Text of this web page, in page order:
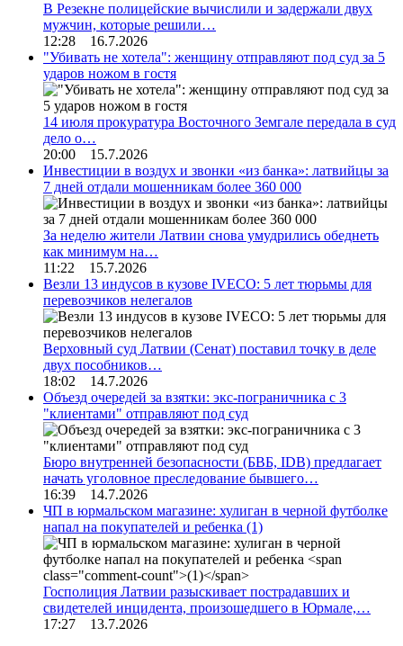
В Резекне полицейские вычислили и задержали двух
мужчин, которые решили…
12:28 16.7.2026
"Убивать не хотела": женщину отправляют под суд за 5
ударов ножом в гостя
14 июля прокуратура Восточного Земгале передала в суд
дело о…
20:00 15.7.2026
Инвестиции в воздух и звонки «из банка»: латвийцы за
7 дней отдали мошенникам более 360 000
За неделю жители Латвии снова умудрились обеднеть
как минимум на…
11:22 15.7.2026
Везли 13 индусов в кузове IVECO: 5 лет тюрьмы для
перевозчиков нелегалов
Верховный суд Латвии (Сенат) поставил точку в деле
двух пособников…
18:02 14.7.2026
Объезд очередей за взятки: экс-пограничника с 3
"клиентами" отправляют под суд
Бюро внутренней безопасности (БВБ, IDB) предлагает
начать уголовное преследование бывшего…
16:39 14.7.2026
ЧП в юрмальском магазине: хулиган в черной футболке
напал на покупателей и ребенка (1)
Госполиция Латвии разыскивает пострадавших и
свидетелей инцидента, произошедшего в Юрмале,…
17:27 13.7.2026